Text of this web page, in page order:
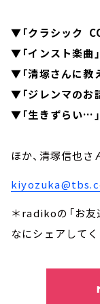
▼「クラシック
▼「インスト楽曲
▼「清塚さんに教
▼「ジレンマのお
▼「生きずらい…」
ほか、清塚信也
＊radikoの「お友
なにシェアしてく